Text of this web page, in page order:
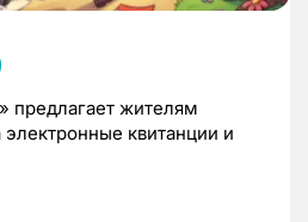
предлагает жителям
квитанции и